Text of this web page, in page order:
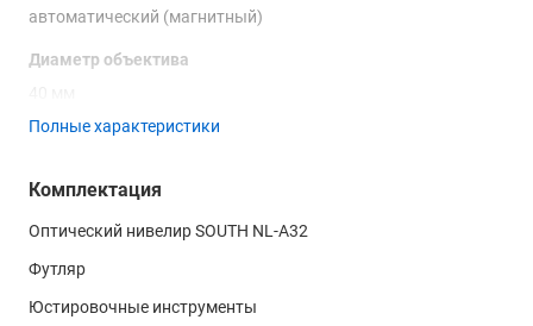
автоматический (магнитный)
Диаметр объектива
Поле зрения
Полные характеристики
Комплектация
Оптический нивелир SOUTH NL-A32
Футляр
Юстировочные инструменты